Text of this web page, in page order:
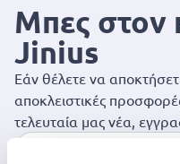
Μπες στον
Jinius
Εάν θέλετε να
αποκλειστικές
τελευταία μας νέα,